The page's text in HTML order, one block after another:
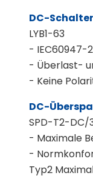
DC-Schalter
LYB1-63
- IEC60947-
- Überlast-
- Keine
DC-
SPD-T2-DC/
- Maximale
-
Typ2